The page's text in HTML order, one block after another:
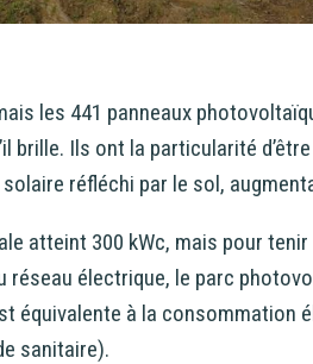
les 441 panneaux
brille. Ils ont la particularité
réfléchi par le sol,
atteint 300 kWc, mais pour
électrique, le parc
équivalente à la consommation
sanitaire).